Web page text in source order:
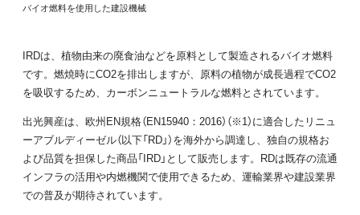
バイオ燃料を使用した建設機械
IRDは、植物由来の廃食油などを原料として製造されるバイオ燃料
です。燃焼時にCO2を排出しますが、原料の植物が成長過程でCO2
を吸収するため、カーボンニュートラルな燃料とされています。
出光興産は、欧州EN規格（EN15940：2016）（※1）に適合したリニュ
ーアブルディーゼル（以下「RD」）を海外から調達し、独自の規格お
よび品質を担保した商品「IRD」として販売します。RDは既存の流通
インフラの活用や内燃機関で使用できるため、運輸業界や建設業界
での普及が期待されています。